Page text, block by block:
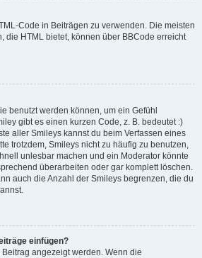
Code in Beiträgen zu verwenden. Die meisten
die HTML bietet, können über BBCode erreicht
benutzt werden können, um ein Gefühl
gibt es einen kurzen Code, z. B. bedeutet :)
aller Smileys kannst du beim Verfassen eines
trotzdem, Smileys nicht zu häufig zu benutzen,
unlesbar machen und ein Moderator könnte
überarbeiten oder gar komplett löschen.
auch die Anzahl der Smileys begrenzen, die du
einfügen?
angezeigt werden. Wenn die